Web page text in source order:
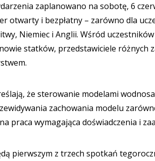
zaplanowano na sobotę, 6
otwarty i bezpłatny – zarówno dla
Niemiec i Anglii. Wśród
statków, przedstawiciele różnych
że sterowanie modelami
zachowania modelu
praca wymagająca doświadczenia i
pierwszym z trzech spotkań